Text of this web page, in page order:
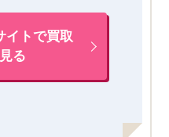
イトで買取
る